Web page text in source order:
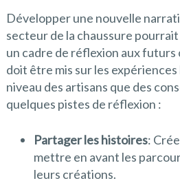
Développer une nouvelle
secteur de la chaussure
un cadre de réflexion aux futurs
doit être mis sur les
niveau des artisans que des
quelques pistes de réflexion :
Partager les histoires:
mettre en avant les
leurs créations.